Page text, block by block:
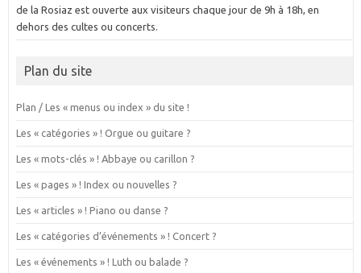
de la Rosiaz est ouverte aux visiteurs chaque jour de 9h à 18h, en
dehors des cultes ou concerts.
Plan du site
Plan / Les « menus ou index » du site !
Les « catégories » ! Orgue ou guitare ?
Les « mots-clés » ! Abbaye ou carillon ?
Les « pages » ! Index ou nouvelles ?
Les « articles » ! Piano ou danse ?
Les « catégories d’événements » ! Concert ?
Les « événements » ! Luth ou balade ?